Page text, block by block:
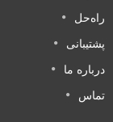
راه‌حل
پشتیبانی
درباره ما
تماس